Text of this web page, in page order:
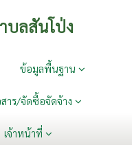
บลสันโป่ง
ข้อมูลพื้นฐาน
าร/จัดซื้อจัดจ้าง
เจ้าหน้าที่